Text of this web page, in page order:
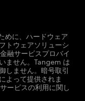
めに、ハードウェア
トウェアソリューシ
融サービスプロバイ
ません。Tangem は
しません。暗号取引
よって提供されま
ービスの利用に関し